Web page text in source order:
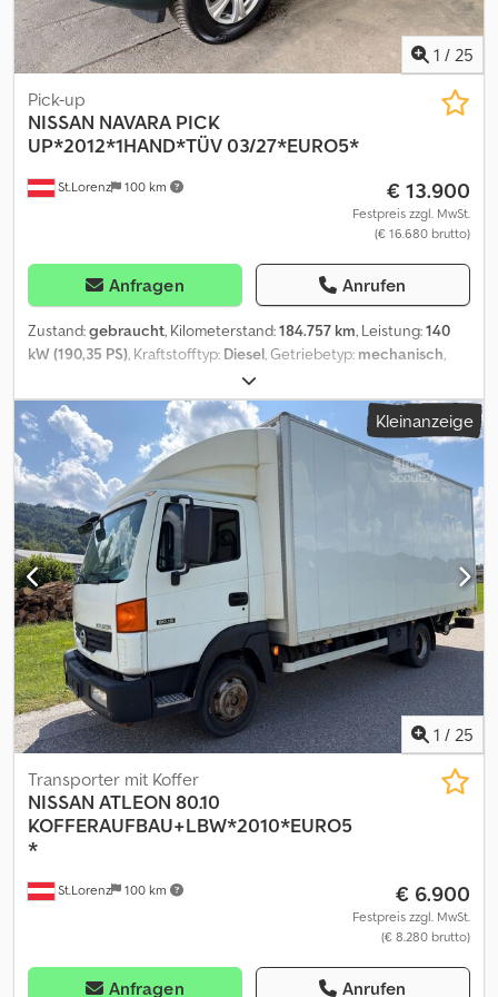
1 / 25
St.Lorenz 100 km
Pick-up
NISSAN NAVARA PICK
UP*2012*1HAND*TÜV 03/27*EURO5*
€ 13.900
Festpreis zzgl. MwSt.
(€ 16.680 brutto)
Anfragen Anrufen
Zustand:gebraucht, Kilometerstand:184.757 km, Leistung:140
kW (190,35 PS), Kraftstofftyp: Diesel, Getriebetyp: mechanisch,
, nächste Prüfung (TÜV):
Emissionsklasse:Euro3, Farbe:Grün, Anzahl der Sitzplätze:5,
Ausstattung:
ABS, Klimaanlage, * Nissan Navara Pick UP - LKW
Zugelassen! * Euro 5 * 1. Besitz Österreichisches Fahrzeug *
Servicegepflegt mit Scheckheft * TÜV-Pickerl gültig bis 03/2027
* Eigengewicht: 2085 kg - Gesamtgewicht: 3210 kg * Nutzlast: 996
kg - Radstand: 3200 mm Cjdpfxjzn Ezme Andsha * Hubraum: 2488
ccm - Leistung: 140 kW * Alle Angaben ohne Gewähr * Irrtum und
Zwischenverkauf Vorbehalten * Interne Nummer: 46
Kleinanzeige
1 / 25
St.Lorenz 100 km
Transporter mit Koffer
NISSAN ATLEON 80.10
KOFFERAUFBAU+LBW*2010*EURO5
*
€ 6.900
Festpreis zzgl. MwSt.
(€ 8.280 brutto)
Anfragen Anrufen